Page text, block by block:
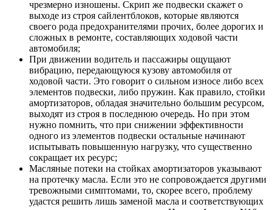
чрезмерно изношены. Скрип же подвески скажет о
выходе из строя сайлентблоков, которые являются
своего рода предохранителями прочих, более дорогих и
сложных в ремонте, составляющих ходовой части
автомобиля;
При движении водитель и пассажиры ощущают
вибрацию, передающуюся кузову автомобиля от
ходовой части. Это говорит о сильном износе либо всех
элементов подвески, либо пружин. Как правило, стойки
амортизаторов, обладая значительно большим ресурсом,
выходят из строя в последнюю очередь. Но при этом
нужно помнить, что при снижении эффективности
одного из элементов подвески остальные начинают
испытывать повышенную нагрузку, что существенно
сокращает их ресурс;
Масляные потеки на стойках амортизаторов указывают
на протечку масла. Если это не сопровождается другими
тревожными симптомами, то, скорее всего, проблему
удастся решить лишь заменой масла и соответствующих